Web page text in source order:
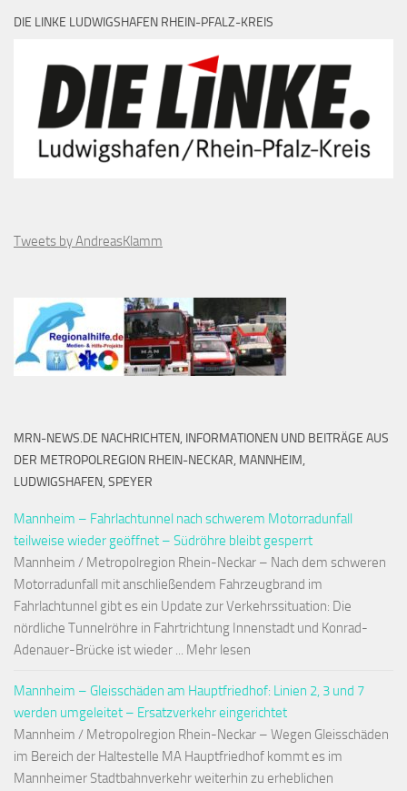
DIE LINKE LUDWIGSHAFEN RHEIN-PFALZ-KREIS
Tweets by AndreasKlamm
MRN-NEWS.DE NACHRICHTEN, INFORMATIONEN UND BEITRÄGE AUS
DER METROPOLREGION RHEIN-NECKAR, MANNHEIM,
LUDWIGSHAFEN, SPEYER
Mannheim – Fahrlachtunnel nach schwerem Motorradunfall
teilweise wieder geöffnet – Südröhre bleibt gesperrt
Mannheim / Metropolregion Rhein-Neckar – Nach dem schweren
Motorradunfall mit anschließendem Fahrzeugbrand im
Fahrlachtunnel gibt es ein Update zur Verkehrssituation: Die
nördliche Tunnelröhre in Fahrtrichtung Innenstadt und Konrad-
Adenauer-Brücke ist wieder ... Mehr lesen
Mannheim – Gleisschäden am Hauptfriedhof: Linien 2, 3 und 7
werden umgeleitet – Ersatzverkehr eingerichtet
Mannheim / Metropolregion Rhein-Neckar – Wegen Gleisschäden
im Bereich der Haltestelle MA Hauptfriedhof kommt es im
Mannheimer Stadtbahnverkehr weiterhin zu erheblichen